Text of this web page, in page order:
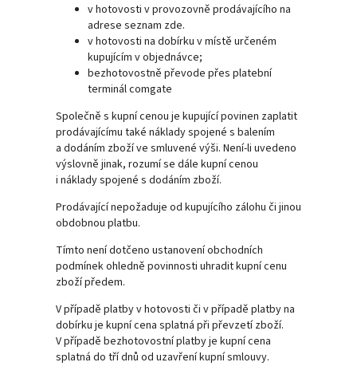
v hotovosti v provozovně prodávajícího na
adrese seznam zde.
v hotovosti na dobírku v místě určeném
kupujícím v objednávce;
bezhotovostně převode přes platební
terminál comgate
Společně s kupní cenou je kupující povinen zaplatit
prodávajícímu také náklady spojené s balením
a dodáním zboží ve smluvené výši. Není-li uvedeno
výslovně jinak, rozumí se dále kupní cenou
i náklady spojené s dodáním zboží.
Prodávající nepožaduje od kupujícího zálohu či jinou
obdobnou platbu.
Tímto není dotčeno ustanovení obchodních
podmínek ohledně povinnosti uhradit kupní cenu
zboží předem.
V případě platby v hotovosti či v případě platby na
dobírku je kupní cena splatná při převzetí zboží.
V případě bezhotovostní platby je kupní cena
splatná do tří dnů od uzavření kupní smlouvy.